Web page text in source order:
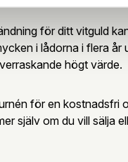
för ditt vitguld
i lådorna i flera
högt värde.
för en
själv om du vill sälja